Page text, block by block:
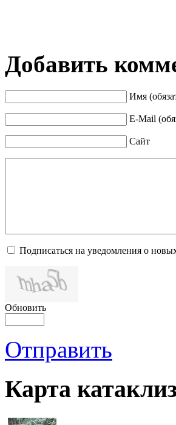
Добавить
Имя
E-Mail
Сайт
Подписаться на уведомления о
Обновить
Отправить
Карта